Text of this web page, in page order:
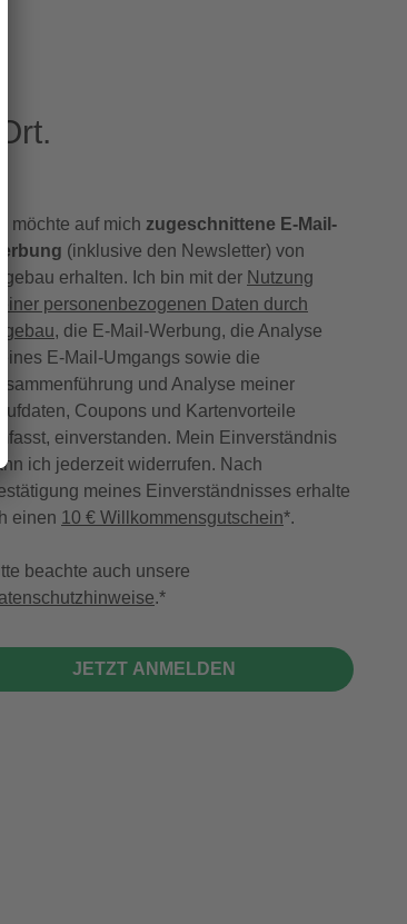
möchte auf mich zugeschnittene E-Mail-
(inklusive den Newsletter) von
erhalten. Ich bin mit der Nutzung
personenbezogenen Daten durch
, die E-Mail-Werbung, die Analyse
E-Mail-Umgangs sowie die
und Analyse meiner
Coupons und Kartenvorteile
einverstanden. Mein Einverständnis
ich jederzeit widerrufen. Nach
meines Einverständnisses erhalte
einen 10 € Willkommensgutschein*.
beachte auch unsere
.
JETZT ANMELDEN